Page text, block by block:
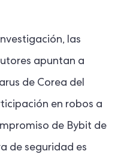
las
apuntan a
de Corea del
en robos a
de Bybit de
de seguridad es